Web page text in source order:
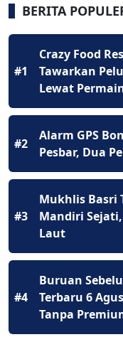
BERITA
#1
Crazy Food
Tawarkan
Lewat
#2
Alarm GPS
Pesbar, Dua
#3
Mukhlis Basri
Mandiri
Laut
#4
Buruan
Terbaru 6
Tanpa